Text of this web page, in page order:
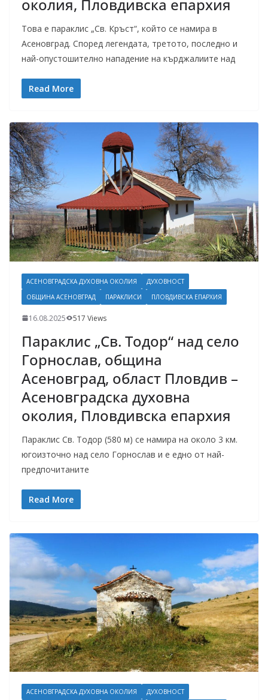
околия, Пловдивска епархия
Това е параклис „Св. Кръст“, който се намира в
Асеновград. Според легендата, третото, последно и
най-опустошително нападение на кърджалиите над
Read More
АСЕНОВГРАДСКА ДУХОВНА ОКОЛИЯ
ДУХОВНОСТ
ОБЩИНА АСЕНОВГРАД
ПАРАКЛИСИ ПЛОВДИВСКА ЕПАРХИЯ
16.08.2025 517 Views
Параклис „Св. Тодор“ над село
Горнослав, община
Асеновград, област Пловдив –
Асеновградска духовна
околия, Пловдивска епархия
Параклис Св. Тодор (580 м) се намира на около 3 км.
югоизточно над село Горнослав и е едно от най-
предпочитаните
Read More
АСЕНОВГРАДСКА ДУХОВНА ОКОЛИЯ
ДУХОВНОСТ